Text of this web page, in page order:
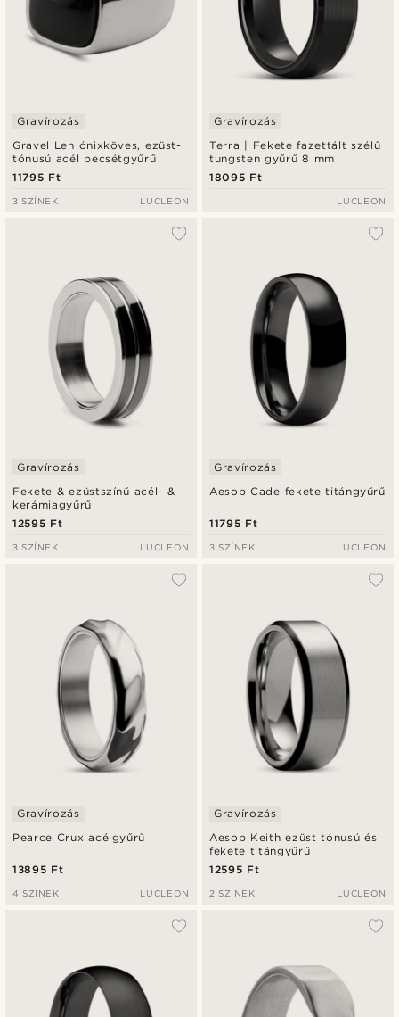
Gravel Len ónixköves, ezüst-
tónusú acél pecsétgyűrű
Gravírozás
11795 Ft
3 SZÍNEK LUCLEON
Terra | Fekete fazettált szélű
tungsten gyűrű 8 mm
Gravírozás
18095 Ft
LUCLEON
Fekete & ezüstszínű acél- &
kerámiagyűrű
Gravírozás
12595 Ft
3 SZÍNEK LUCLEON
Aesop Cade fekete titángyűrű
Gravírozás
11795 Ft
3 SZÍNEK LUCLEON
Pearce Crux acélgyűrű
Gravírozás
13895 Ft
4 SZÍNEK LUCLEON
Aesop Keith ezüst tónusú és
fekete titángyűrű
Gravírozás
12595 Ft
2 SZÍNEK LUCLEON